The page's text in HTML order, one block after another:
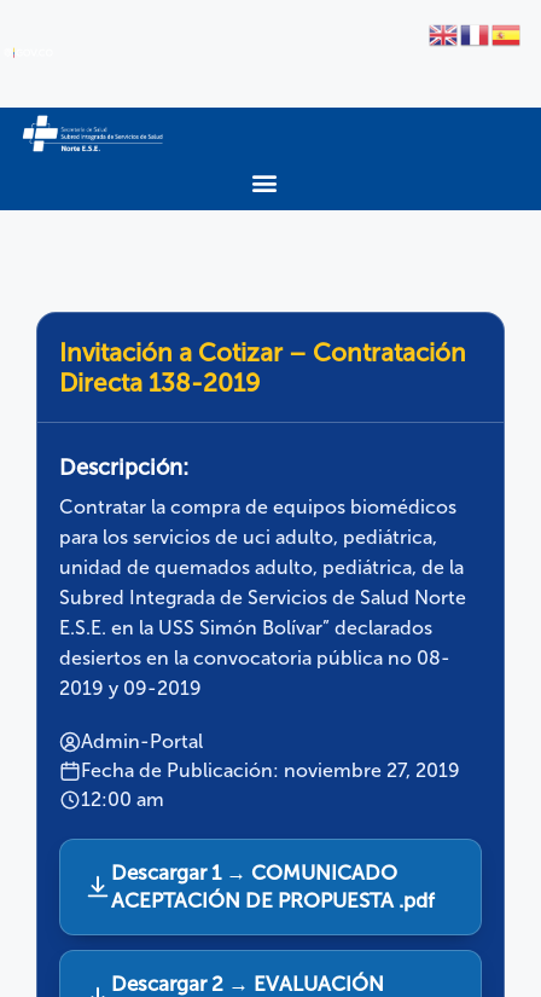
Invitación a Cotizar – Contratación
Directa 138-2019
Descripción:
Contratar la compra de equipos biomédicos
para los servicios de uci adulto, pediátrica,
unidad de quemados adulto, pediátrica, de la
Subred Integrada de Servicios de Salud Norte
E.S.E. en la USS Simón Bolívar” declarados
desiertos en la convocatoria pública no 08-
2019 y 09-2019
Admin-Portal
Fecha de Publicación: noviembre 27, 2019
12:00 am
Descargar 1 → COMUNICADO
ACEPTACIÓN DE PROPUESTA .pdf
Descargar 2 → EVALUACIÓN